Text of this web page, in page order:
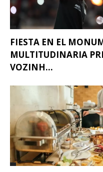
FIESTA EN EL
MULTITUDINARIA
VOZINH...